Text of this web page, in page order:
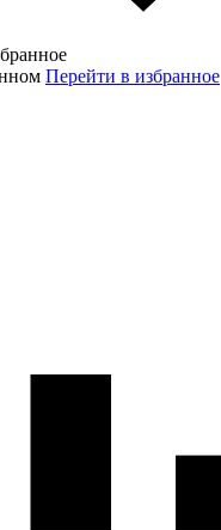
Перейти в избранное